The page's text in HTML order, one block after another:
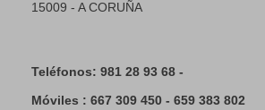
15009 - A CORUÑA
Teléfonos: 981 28 93 68 -
Móviles : 667 309 450 - 659 383 802